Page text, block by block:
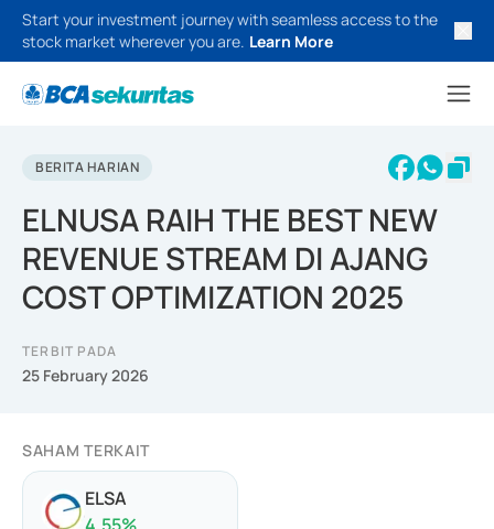
Start your investment journey with seamless access to the
stock market wherever you are. Learn More
BERITA HARIAN
ELNUSA RAIH THE BEST NEW
REVENUE STREAM DI AJANG
COST OPTIMIZATION 2025
TERBIT PADA
25 February 2026
SAHAM TERKAIT
ELSA